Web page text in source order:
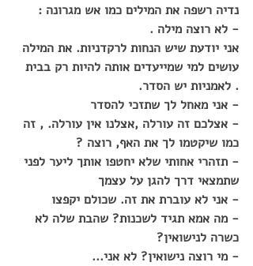
נדיה רשפה את המילים כמו אש מגרונה :
- לא רוצה מילה .
אני יודעת שיש הנחות לרקדניות. את המילה
עושים למי שמייעדים אותה להיות רק בבית
. לאמניות יש הסדר.
- אני מאחל לך שתזכי להסדר
- אצלכם זה עורלה ,אצלנו אין עורלה. , זה
כמו שיקטמו לך את האף, רוצה ?
- תזהרי אחותי שלא יחטפו אותך ליער לפני
שתמצאי דרך להגן על עצמך
- אני לא עוברת את זה. שכולם יקפצו
- מה אמא תגיד לשכנות? שהבת שלה לא
כשרה לנישואין?
- מי רוצה נישואין? לא אני...